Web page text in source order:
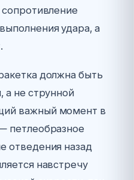
сопротивление
удара, а
должна быть
а не струнной
важный момент в
петлеобразное
отведения назад
навстречу